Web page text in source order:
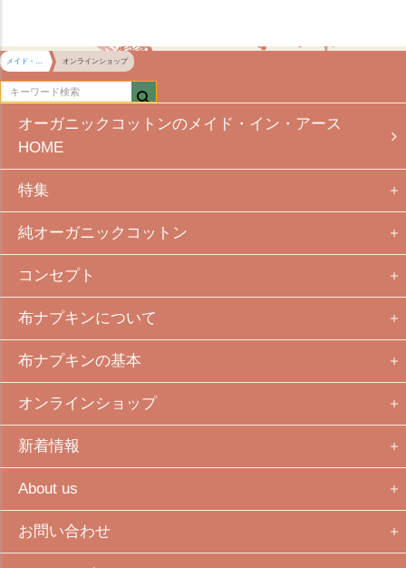
メイド・イン・アース HOME オンラインショップ
オーガニックコットンのメイド・イン・アース
HOME
特集
純オーガニックコットン
コンセプト
布ナプキンについて
布ナプキンの基本
オンラインショップ
新着情報
About us
お問い合わせ